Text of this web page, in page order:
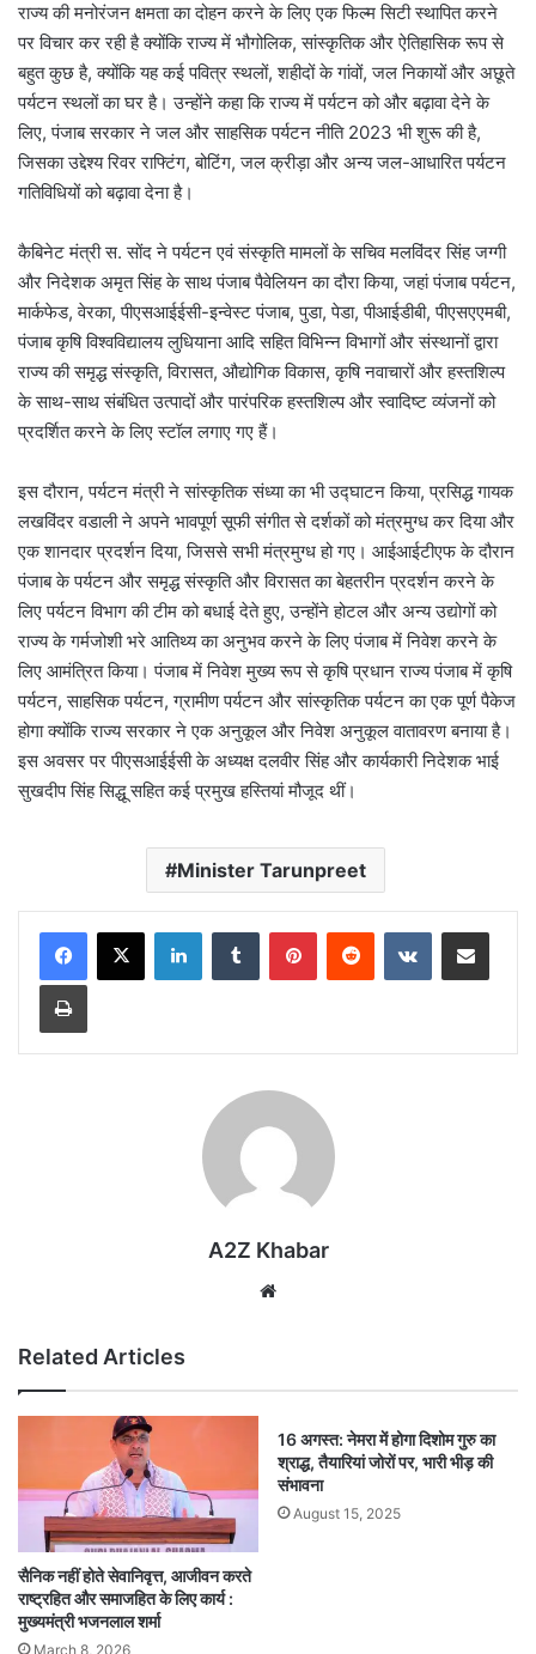
राज्य की मनोरंजन क्षमता का दोहन करने के लिए एक फिल्म सिटी स्थापित करने
पर विचार कर रही है क्योंकि राज्य में भौगोलिक, सांस्कृतिक और ऐतिहासिक रूप से
बहुत कुछ है, क्योंकि यह कई पवित्र स्थलों, शहीदों के गांवों, जल निकायों और अछूते
पर्यटन स्थलों का घर है। उन्होंने कहा कि राज्य में पर्यटन को और बढ़ावा देने के
लिए, पंजाब सरकार ने जल और साहसिक पर्यटन नीति 2023 भी शुरू की है,
जिसका उद्देश्य रिवर राफ्टिंग, बोटिंग, जल क्रीड़ा और अन्य जल-आधारित पर्यटन
गतिविधियों को बढ़ावा देना है।
कैबिनेट मंत्री स. सोंद ने पर्यटन एवं संस्कृति मामलों के सचिव मलविंदर सिंह जग्गी
और निदेशक अमृत सिंह के साथ पंजाब पैवेलियन का दौरा किया, जहां पंजाब पर्यटन,
मार्कफेड, वेरका, पीएसआईईसी-इन्वेस्ट पंजाब, पुडा, पेडा, पीआईडीबी, पीएसएएमबी,
पंजाब कृषि विश्वविद्यालय लुधियाना आदि सहित विभिन्न विभागों और संस्थानों द्वारा
राज्य की समृद्ध संस्कृति, विरासत, औद्योगिक विकास, कृषि नवाचारों और हस्तशिल्प
के साथ-साथ संबंधित उत्पादों और पारंपरिक हस्तशिल्प और स्वादिष्ट व्यंजनों को
प्रदर्शित करने के लिए स्टॉल लगाए गए हैं।
इस दौरान, पर्यटन मंत्री ने सांस्कृतिक संध्या का भी उद्घाटन किया, प्रसिद्ध गायक
लखविंदर वडाली ने अपने भावपूर्ण सूफी संगीत से दर्शकों को मंत्रमुग्ध कर दिया और
एक शानदार प्रदर्शन दिया, जिससे सभी मंत्रमुग्ध हो गए। आईआईटीएफ के दौरान
पंजाब के पर्यटन और समृद्ध संस्कृति और विरासत का बेहतरीन प्रदर्शन करने के
लिए पर्यटन विभाग की टीम को बधाई देते हुए, उन्होंने होटल और अन्य उद्योगों को
राज्य के गर्मजोशी भरे आतिथ्य का अनुभव करने के लिए पंजाब में निवेश करने के
लिए आमंत्रित किया। पंजाब में निवेश मुख्य रूप से कृषि प्रधान राज्य पंजाब में कृषि
पर्यटन, साहसिक पर्यटन, ग्रामीण पर्यटन और सांस्कृतिक पर्यटन का एक पूर्ण पैकेज
होगा क्योंकि राज्य सरकार ने एक अनुकूल और निवेश अनुकूल वातावरण बनाया है।
इस अवसर पर पीएसआईईसी के अध्यक्ष दलवीर सिंह और कार्यकारी निदेशक भाई
सुखदीप सिंह सिद्धू सहित कई प्रमुख हस्तियां मौजूद थीं।
Minister Tarunpreet
LinkedInTumblr PinterestReddit VKontakteShare via Email
Print
A2Z Khabar
Related Articles
सैनिक नहीं होते सेवानिवृत्त, आजीवन करते
राष्ट्रहित और समाजहित के लिए कार्य :
मुख्यमंत्री भजनलाल शर्मा
March 8, 2026
16 अगस्त: नेमरा में होगा दिशोम गुरु का
श्राद्ध, तैयारियां जोरों पर, भारी भीड़ की
संभावना
August 15, 2025